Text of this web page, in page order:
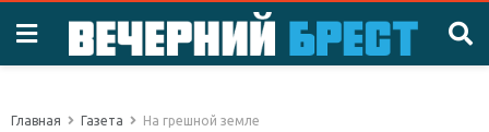
Главная Газета На грешной земле